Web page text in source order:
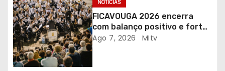
o
s
NOTÍCIAS
FICAVOUGA 2026 encerra
com balanço positivo e forte
adesão da comunidade
Ago 7, 2026 MItv